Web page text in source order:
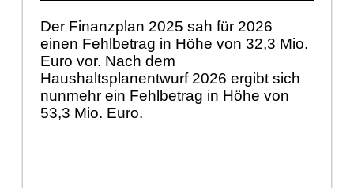
Der Finanzplan 2025 sah für 2026
einen Fehlbetrag in Höhe von 32,3 Mio.
Euro vor. Nach dem
Haushaltsplanentwurf 2026 ergibt sich
nunmehr ein Fehlbetrag in Höhe von
53,3 Mio. Euro.